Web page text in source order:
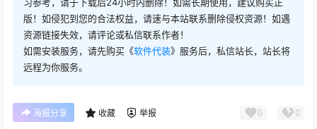
习参考，请于下载后24小时内删除！如需长期使用，建议购买正
版！如侵犯到您的合法权益，请速与本站联系删除侵权资源！如遇
资源链接失效，请评论或私信联系作者！
如需安装服务，请先购买《软件代装》服务后，私信站长，站长将
远程为你服务。
海报分享 收藏 举报 0 0